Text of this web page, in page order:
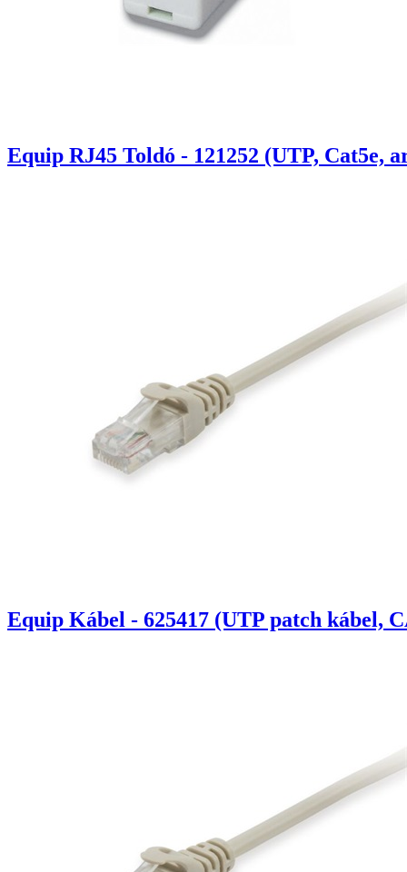
Equip RJ45 Toldó - 121252 (UTP, Cat5e,
Equip Kábel - 625417 (UTP patch kábel,